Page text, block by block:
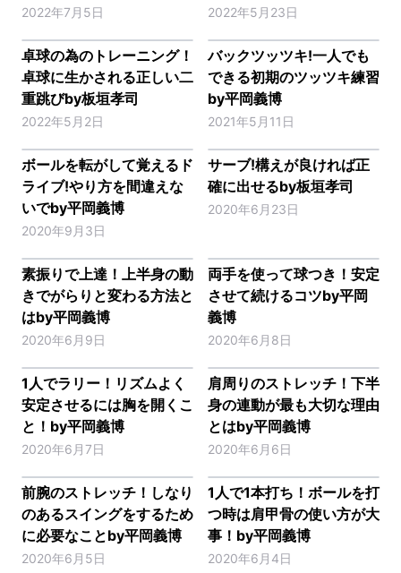
2022年7月5日 2022年5月23日
卓球の為のトレーニング！
卓球に生かされる正しい二
重跳びby板垣孝司
2022年5月2日
バックツッツキ!一人でも
できる初期のツッツキ練習
by平岡義博
2021年5月11日
ボールを転がして覚えるド
ライブ!やり方を間違えな
いでby平岡義博
2020年9月3日
サーブ!構えが良ければ正
確に出せるby板垣孝司
2020年6月23日
素振りで上達！上半身の動
きでがらりと変わる方法と
はby平岡義博
2020年6月9日
両手を使って球つき！安定
させて続けるコツby平岡
義博
2020年6月8日
1人でラリー！リズムよく
安定させるには胸を開くこ
と！by平岡義博
2020年6月7日
肩周りのストレッチ！下半
身の連動が最も大切な理由
とはby平岡義博
2020年6月6日
前腕のストレッチ！しなり
のあるスイングをするため
に必要なことby平岡義博
2020年6月5日
1人で1本打ち！ボールを打
つ時は肩甲骨の使い方が大
事！by平岡義博
2020年6月4日